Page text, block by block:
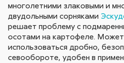
многолетними злаковыми и
двудольными сорняками
решает проблему с
осотами на картофеле. Может
использоваться дробно,
севообороте, удобен в